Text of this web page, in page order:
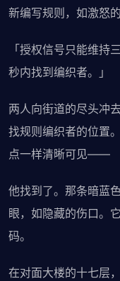
新编写规则，如激怒的
「授权信号只能维持
秒内找到编织者。」
两人向街道的尽头冲
找规则编织者的位置
点一样清晰可见——
他找到了。那条暗蓝
眼，如隐藏的伤口。
码。
在对面大楼的十七层